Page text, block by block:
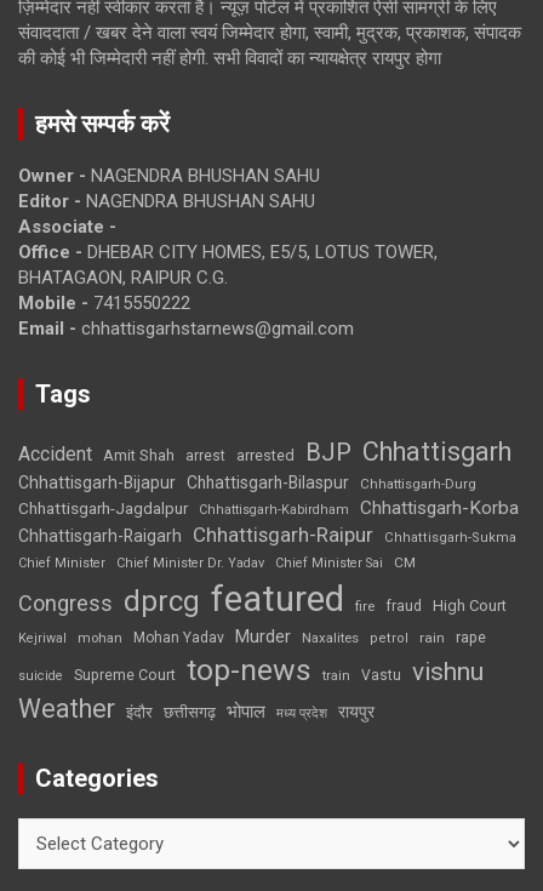
ज़िम्मेदार नहीं स्वीकार करता है। न्यूज़ पोर्टल में प्रकाशित ऐसी सामग्री के लिए
संवाददाता / खबर देने वाला स्वयं जिम्मेदार होगा, स्वामी, मुद्रक, प्रकाशक, संपादक
की कोई भी जिम्मेदारी नहीं होगी. सभी विवादों का न्यायक्षेत्र रायपुर होगा
हमसे सम्पर्क करें
Owner - NAGENDRA BHUSHAN SAHU
Editor - NAGENDRA BHUSHAN SAHU
Associate -
Office - DHEBAR CITY HOMES, E5/5, LOTUS TOWER,
BHATAGAON, RAIPUR C.G.
Mobile - 7415550222
Email - chhattisgarhstarnews@gmail.com
Tags
Accident Amit Shah arrest arrested BJP Chhattisgarh
Chhattisgarh-Bijapur Chhattisgarh-Bilaspur Chhattisgarh-Durg
Chhattisgarh-Jagdalpur Chhattisgarh-Kabirdham Chhattisgarh-Korba
Chhattisgarh-Raigarh Chhattisgarh-Raipur
Chhattisgarh-Sukma
Chief Minister
Chief Minister Dr. Yadav Chief Minister Sai CM
Congress dprcg featured fire fraud High Court
Kejriwal mohan Mohan Yadav Murder Naxalites petrol rain rape
suicide Supreme Court top-news train Vastu vishnu
Weather इंदौर छत्तीसगढ़ भोपाल मध्य प्रदेश रायपुर
Categories